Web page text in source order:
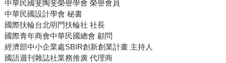
中華民國斐陶斐榮譽學會 榮譽會員
中華民國設計學會 秘書
國際扶輪台北明門扶輪社 社長
國際青年商會中華民國總會 顧問
經濟部中小企業處SBIR創新創業計畫 主持人
國語週刊雜誌社業務推廣 代理商